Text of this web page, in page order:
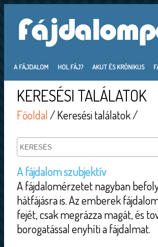
A FÁJDALOM HOL FÁJ? AKUT ÉS KRÓNIKUS
KERESÉSI TALÁLATOK
Főoldal/ Keresési találatok /
A fájdalom szubjektív
A fájdalomérzetet nagyban
hátfájásra is. Az emberek
fejét, csak megrázza magát, és
borogatással enyhíti a fájdalmat.